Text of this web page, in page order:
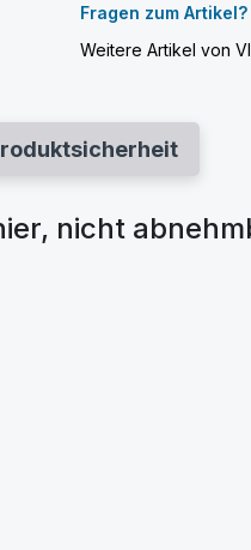
Fragen zum Artikel?
Weitere Artikel von
nicht